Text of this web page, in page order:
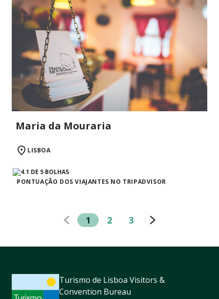
Maria da Mouraria
LISBOA
PONTUAÇÃO DOS VIAJANTES NO TRIPADVISOR
1 2 3
Turismo de Lisboa Visitors &
Convention Bureau